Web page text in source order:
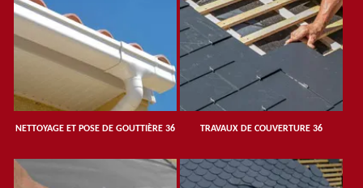
NETTOYAGE ET POSE DE GOUTTIÈRE 36 TRAVAUX DE COUVERTURE 36